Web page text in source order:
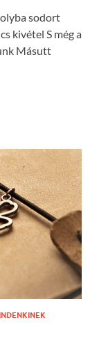
sodort
kivétel S még a
Másutt